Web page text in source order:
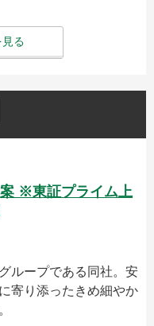
る
※東証プライム上
ループである同社。安
寄り添ったきめ細やか